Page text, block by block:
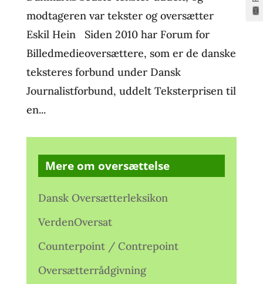
modtageren var tekster og oversætter
Eskil Hein Siden 2010 har Forum for
Billedmedieoversættere, som er de danske
teksteres forbund under Dansk
Journalistforbund, uddelt Teksterprisen til
en...
Mere om oversættelse
Dansk Oversætterleksikon
VerdenOversat
Counterpoint / Contrepoint
Oversætterrådgivning